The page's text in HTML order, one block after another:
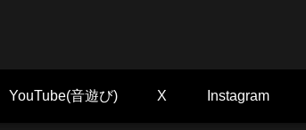
YouTube(音遊び) X Instagram